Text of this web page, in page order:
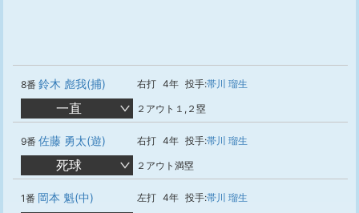
8番 鈴木 彪我(捕) 右打 4年 投手:帯川 瑠生
一直 ２アウト１,２塁
9番 佐藤 勇太(遊) 右打 4年 投手:帯川 瑠生
死球 ２アウト満塁
1番 岡本 魁(中) 左打 4年 投手:帯川 瑠生